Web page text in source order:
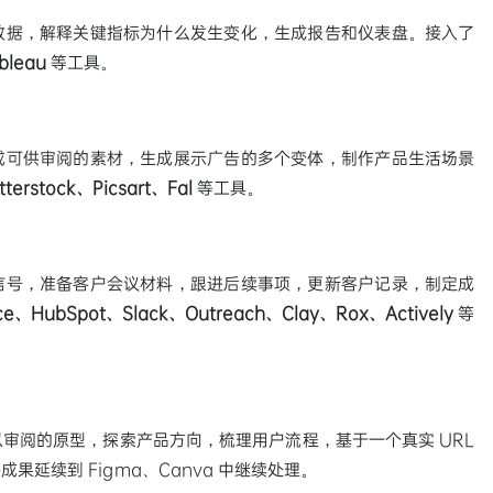
，解释关键指标为什么发生变化，生成报告和仪表盘。接入了
等工具。
供审阅的素材，生成展示广告的多个变体，制作产品生活场景
、Picsart、Fal 等工具。
，准备客户会议材料，跟进后续事项，更新客户记录，制定成
、HubSpot、Slack、Outreach、Clay、Rox、Actively 等
阅的原型，探索产品方向，梳理用户流程，基于一个真实 URL
果延续到 Figma、Canva 中继续处理。